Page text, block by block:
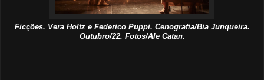
Ficções. Vera Holtz e Federico Puppi. Cenografia/Bia Junqueira.
Outubro/22. Fotos/Ale Catan.